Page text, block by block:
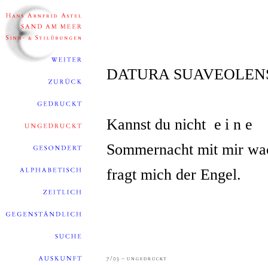
DATURA
Kannst du nicht eine
Sommernacht mit mir
fragt mich der Engel.